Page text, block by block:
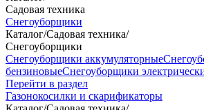
Садовая техника
Снегоуборщики
Каталог/Садовая техника/
Снегоуборщики
Снегоуборщики аккумуляторные
бензиновыеСнегоуборщики
Перейти в раздел
Газонокосилки и скарификаторы